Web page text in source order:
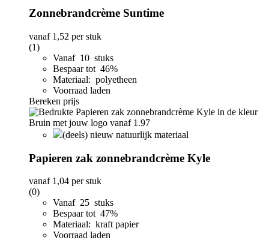
Zonnebrandcrème Suntime
vanaf 1,52 per stuk
(1)
Vanaf 10 stuks
Bespaar tot 46%
Materiaal: polyetheen
Voorraad laden
Bereken prijs
(deels) nieuw natuurlijk materiaal
Papieren zak zonnebrandcrème Kyle
vanaf 1,04 per stuk
(0)
Vanaf 25 stuks
Bespaar tot 47%
Materiaal: kraft papier
Voorraad laden